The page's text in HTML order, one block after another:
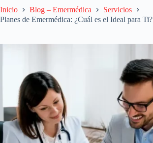
Inicio Blog – Emermédica
Servicios
Planes de Emermédica: ¿Cuál es el Ideal para Ti?